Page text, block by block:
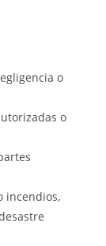
o
o
incendios,